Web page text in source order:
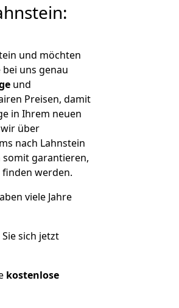
und möchten
bei uns genau
und
Preisen, damit
in Ihrem neuen
über
nach Lahnstein
garantieren,
finden werden.
viele Jahre
sich jetzt
kostenlose